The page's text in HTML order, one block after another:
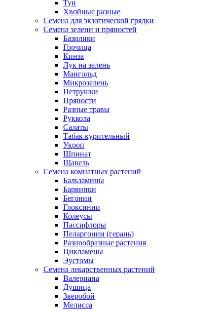
Туи
Хвойные разные
Семена для экзотической грядки
Семена зелени и пряностей
Базилики
Горчица
Кинза
Лук на зелень
Мангольд
Микрозелень
Петрушки
Пряности
Разные травы
Руккола
Салаты
Табак курительный
Укроп
Шпинат
Щавель
Семена комнатных растений
Бальзамины
Барвинки
Бегонии
Глоксинии
Колеусы
Пассифлоры
Пеларгонии (герань)
Разнообразные растения
Цикламены
Эустомы
Семена лекарственных растений
Валериана
Душица
Зверобой
Мелисса